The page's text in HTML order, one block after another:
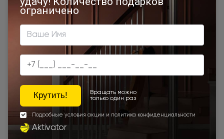
Двери модерн
Стильные современные межкомнатные двери
600x2000 700x1900
800х1950 800x2000 900x2200 600x1950
450x2000 650x2000 1000x2100 700x2200
Двери межкомнатные 1000х2000 мм
800x2200
Наши преимущества